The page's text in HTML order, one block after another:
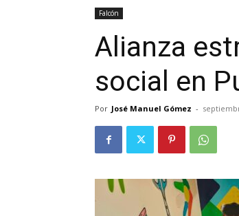
Falcón
Alianza
social en
Por José Manuel Gómez -